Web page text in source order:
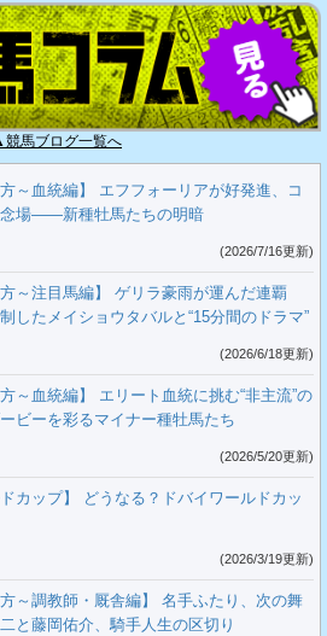
馬ブログ一覧へ
方～血統編】 エフフォーリアが好発進、コ
念場――新種牡馬たちの明暗
(2026/7/16更新)
方～注目馬編】 ゲリラ豪雨が運んだ連覇
たメイショウタバルと“15分間のドラマ”
(2026/6/18更新)
～血統編】 エリート血統に挑む“非主流”の
ビーを彩るマイナー種牡馬たち
(2026/5/20更新)
ドカップ】 どうなる？ドバイワールドカッ
(2026/3/19更新)
方～調教師・厩舎編】 名手ふたり、次の舞
と藤岡佑介、騎手人生の区切り